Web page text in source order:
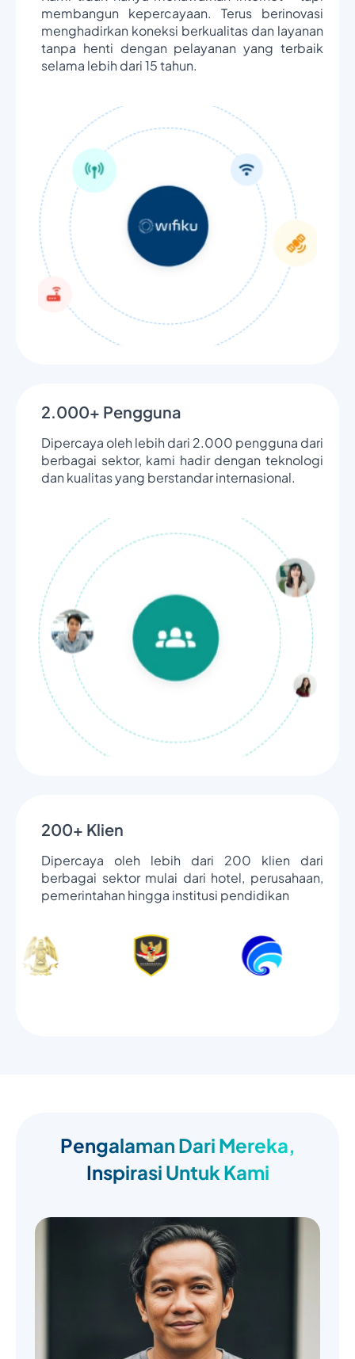
membangun kepercayaan. Terus berinovasi
menghadirkan koneksi berkualitas dan layanan
tanpa henti dengan pelayanan yang terbaik
selama lebih dari 15 tahun.
2.000+ Pengguna
Dipercaya oleh lebih dari 2.000 pengguna dari
berbagai sektor, kami hadir dengan teknologi
dan kualitas yang berstandar internasional.
200+ Klien
Dipercaya oleh lebih dari 200 klien dari
berbagai sektor mulai dari hotel, perusahaan,
pemerintahan hingga institusi pendidikan
Pengalaman Dari Mereka,
Inspirasi Untuk Kami